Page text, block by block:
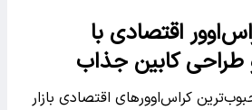
اقتصادی با
طراحی کابین جذاب
کراس‌اوورهای اقتصادی بازار